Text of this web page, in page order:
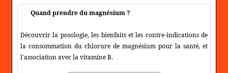
Quand prendre du magnésium ?
Découvrir la posologie, les bienfaits et les contre-indications de
la consommation du chlorure de magnésium pour la santé, et
l'association avec la vitamine B.